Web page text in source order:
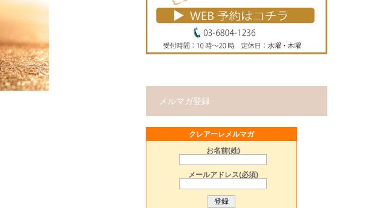
メルマガ登録
クレアーレメルマガ
お名前(姓)
メールアドレス(必須)